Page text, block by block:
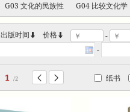
G03 文化的民族性 G04 比较文化学
出版时间  价格
-
-
1 /2   纸书